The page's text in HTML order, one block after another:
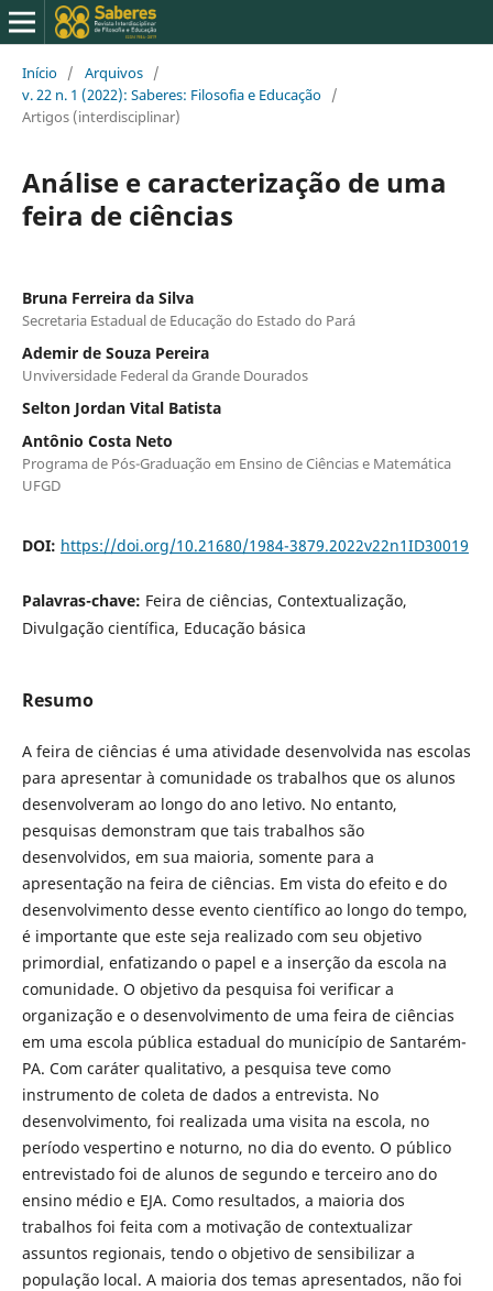
Início / Arquivos /
v. 22 n. 1 (2022): Saberes: Filosofia e Educação /
Artigos (interdisciplinar)
Análise e caracterização de uma
feira de ciências
Bruna Ferreira da Silva
Secretaria Estadual de Educação do Estado do Pará
Ademir de Souza Pereira
Unviversidade Federal da Grande Dourados
Selton Jordan Vital Batista
Antônio Costa Neto
Programa de Pós-Graduação em Ensino de Ciências e Matemática
UFGD
DOI: https://doi.org/10.21680/1984-3879.2022v22n1ID30019
Palavras-chave: Feira de ciências, Contextualização,
Divulgação científica, Educação básica
Resumo
A feira de ciências é uma atividade desenvolvida nas escolas
para apresentar à comunidade os trabalhos que os alunos
desenvolveram ao longo do ano letivo. No entanto,
pesquisas demonstram que tais trabalhos são
desenvolvidos, em sua maioria, somente para a
apresentação na feira de ciências. Em vista do efeito e do
desenvolvimento desse evento científico ao longo do tempo,
é importante que este seja realizado com seu objetivo
primordial, enfatizando o papel e a inserção da escola na
comunidade. O objetivo da pesquisa foi verificar a
organização e o desenvolvimento de uma feira de ciências
em uma escola pública estadual do município de Santarém-
PA. Com caráter qualitativo, a pesquisa teve como
instrumento de coleta de dados a entrevista. No
desenvolvimento, foi realizada uma visita na escola, no
período vespertino e noturno, no dia do evento. O público
entrevistado foi de alunos de segundo e terceiro ano do
ensino médio e EJA. Como resultados, a maioria dos
trabalhos foi feita com a motivação de contextualizar
assuntos regionais, tendo o objetivo de sensibilizar a
população local. A maioria dos temas apresentados, não foi